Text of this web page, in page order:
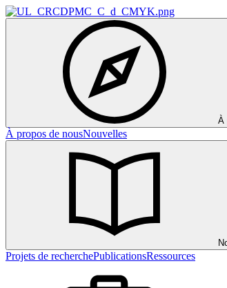
À
À propos de nousNouvelles
Projets de recherchePublicationsRessources